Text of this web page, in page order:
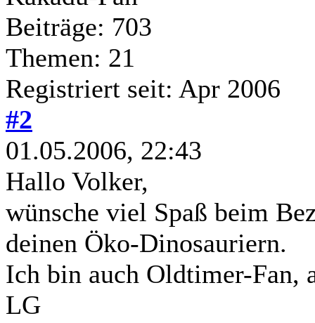
Beiträge: 703
Themen: 21
Registriert seit: Apr 2006
#2
01.05.2006, 22:43
Hallo Volker,
wünsche viel Spaß beim
deinen Öko-Dinosauriern.
Ich bin auch Oldtimer-Fan,
LG